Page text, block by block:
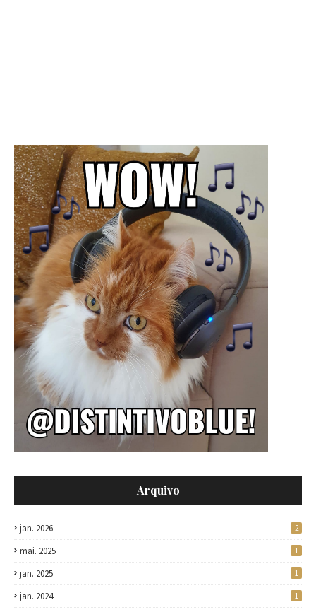
Arquivo
jan. 2026 2
mai. 2025 1
jan. 2025 1
jan. 2024 1